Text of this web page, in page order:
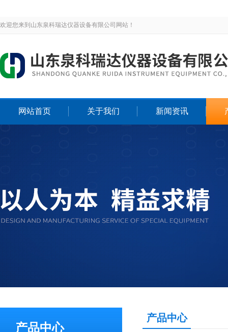
欢迎您来到山东泉科瑞达仪器设备有限公司网站！
网站首页 关于我们 新闻资讯
产品中心
产品中心